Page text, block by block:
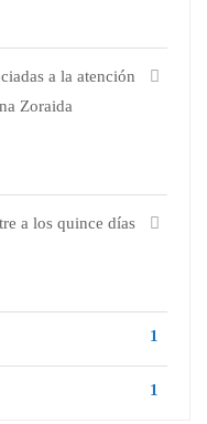
a la atención
Zoraida
a los quince días
1
1